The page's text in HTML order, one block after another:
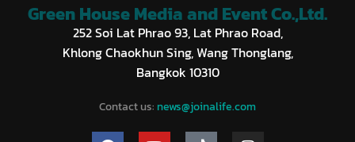
Green House Media and Event Co.,Ltd.
252 Soi Lat Phrao 93, Lat Phrao Road,
Khlong Chaokhun Sing, Wang Thonglang,
Bangkok 10310
Contact us: news@joinalife.com